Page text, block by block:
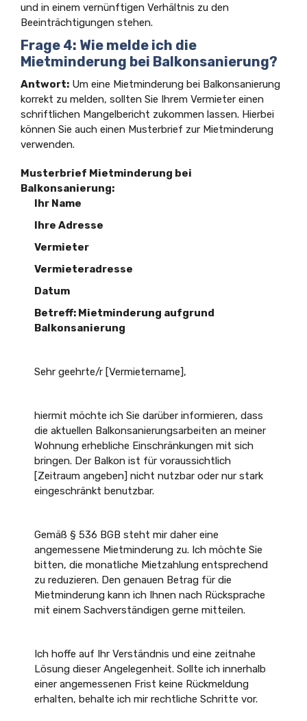
und in einem vernünftigen Verhältnis zu den
Beeinträchtigungen stehen.
Frage 4: Wie melde ich die
Mietminderung bei Balkonsanierung?
Antwort: Um eine Mietminderung bei Balkonsanierung
korrekt zu melden, sollten Sie Ihrem Vermieter einen
schriftlichen Mangelbericht zukommen lassen. Hierbei
können Sie auch einen Musterbrief zur Mietminderung
verwenden.
Musterbrief Mietminderung bei
Balkonsanierung:
Ihr Name
Ihre Adresse
Vermieter
Vermieteradresse
Datum
Betreff: Mietminderung aufgrund
Balkonsanierung
Sehr geehrte/r [Vermietername],
hiermit möchte ich Sie darüber informieren, dass
die aktuellen Balkonsanierungsarbeiten an meiner
Wohnung erhebliche Einschränkungen mit sich
bringen. Der Balkon ist für voraussichtlich
[Zeitraum angeben] nicht nutzbar oder nur stark
eingeschränkt benutzbar.
Gemäß § 536 BGB steht mir daher eine
angemessene Mietminderung zu. Ich möchte Sie
bitten, die monatliche Mietzahlung entsprechend
zu reduzieren. Den genauen Betrag für die
Mietminderung kann ich Ihnen nach Rücksprache
mit einem Sachverständigen gerne mitteilen.
Ich hoffe auf Ihr Verständnis und eine zeitnahe
Lösung dieser Angelegenheit. Sollte ich innerhalb
einer angemessenen Frist keine Rückmeldung
erhalten, behalte ich mir rechtliche Schritte vor.